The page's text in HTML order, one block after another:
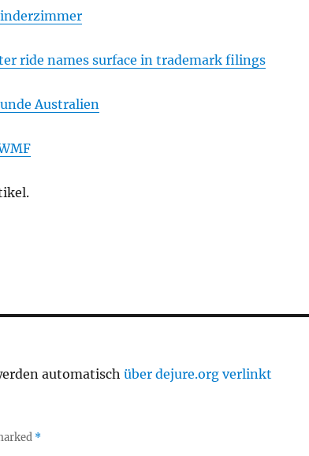
ride names surface in trademark filings
Australien
automatischüber dejure.org verlinkt
*